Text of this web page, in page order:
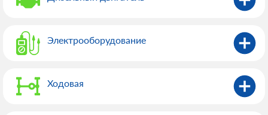
Электрооборудованиe
Ходовая